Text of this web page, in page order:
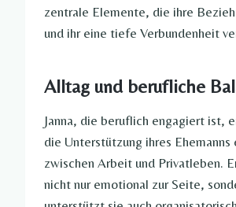
zentrale Elemente, die ihre
und ihr eine tiefe Verbundenheit
Alltag und berufliche
Janna, die beruflich engagiert ist,
die Unterstützung ihres Ehemanns
zwischen Arbeit und Privatleben.
nicht nur emotional zur Seite,